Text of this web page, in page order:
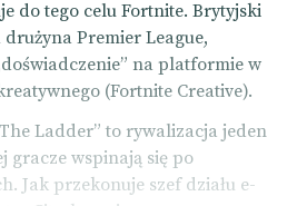
do tego celu Fortnite. Brytyjski
Premier League,
na platformie w
(Fortnite Creative).
Ladder” to rywalizacja jeden
gracze wspinają się po
Jak przekonuje szef działu e-